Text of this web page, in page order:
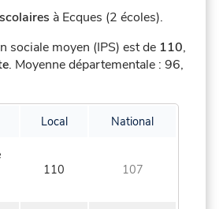
à Ecques (2 écoles).
sociale moyen (IPS) est de 110,
. Moyenne départementale : 96,
Local National
110 107